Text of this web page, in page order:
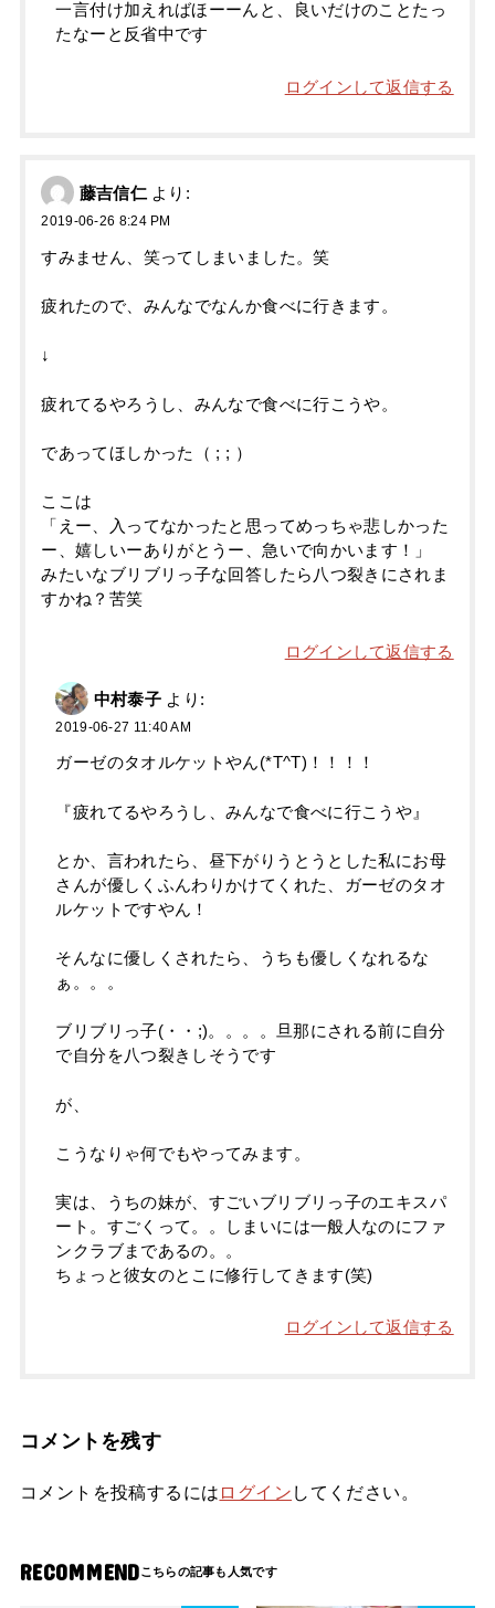
一言付け加えればほーーんと、良いだけのことたっ
たなーと反省中です
ログインして返信する
藤吉信仁 より:
2019-06-26 8:24 PM
すみません、笑ってしまいました。笑
疲れたので、みんなでなんか食べに行きます。
↓
疲れてるやろうし、みんなで食べに行こうや。
であってほしかった（ ; ; ）
ここは
「えー、入ってなかったと思ってめっちゃ悲しかった
ー、嬉しいーありがとうー、急いで向かいます！」
みたいなブリブリっ子な回答したら八つ裂きにされま
すかね？苦笑
ログインして返信する
中村泰子 より:
2019-06-27 11:40 AM
ガーゼのタオルケットやん(*T^T)！！！！
『疲れてるやろうし、みんなで食べに行こうや』
とか、言われたら、昼下がりうとうとした私にお母
さんが優しくふんわりかけてくれた、ガーゼのタオ
ルケットですやん！
そんなに優しくされたら、うちも優しくなれるな
ぁ。。。
ブリブリっ子(・・;)。。。。旦那にされる前に自分
で自分を八つ裂きしそうです
が、
こうなりゃ何でもやってみます。
実は、うちの妹が、すごいブリブリっ子のエキスパ
ート。すごくって。。しまいには一般人なのにファ
ンクラブまであるの。。
ちょっと彼女のとこに修行してきます(笑)
ログインして返信する
コメントを残す
コメントを投稿するには ログイン してください。
RECOMMEND